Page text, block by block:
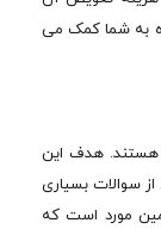
به شما کمک می
هستند. هدف این
سوالات بسیاری
مورد است که